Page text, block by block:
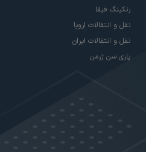
رنکینگ فیفا
نقل و انتقالات اروپا
نقل و انتقالات ایران
پاری سن ژرمن